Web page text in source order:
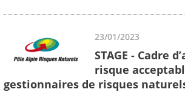
23/01/2023
STAGE - Cadre
risque
gestionnaires de risques